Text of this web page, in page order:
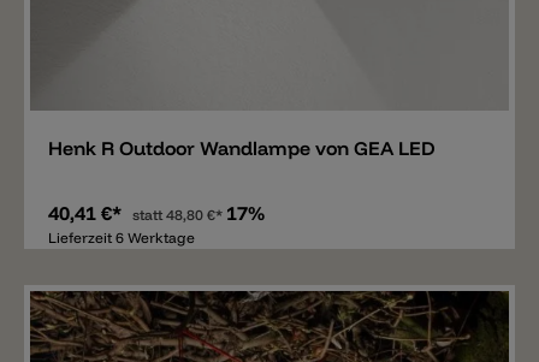
Henk R Outdoor Wandlampe von GEA LED
40,41 €* statt48,80 €* 17%
Lieferzeit 6 Werktage